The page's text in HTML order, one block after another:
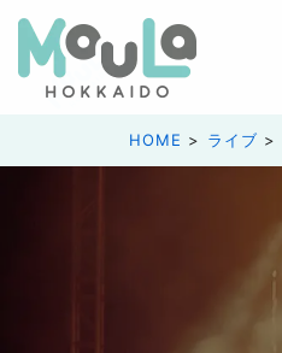
HOME ライブ